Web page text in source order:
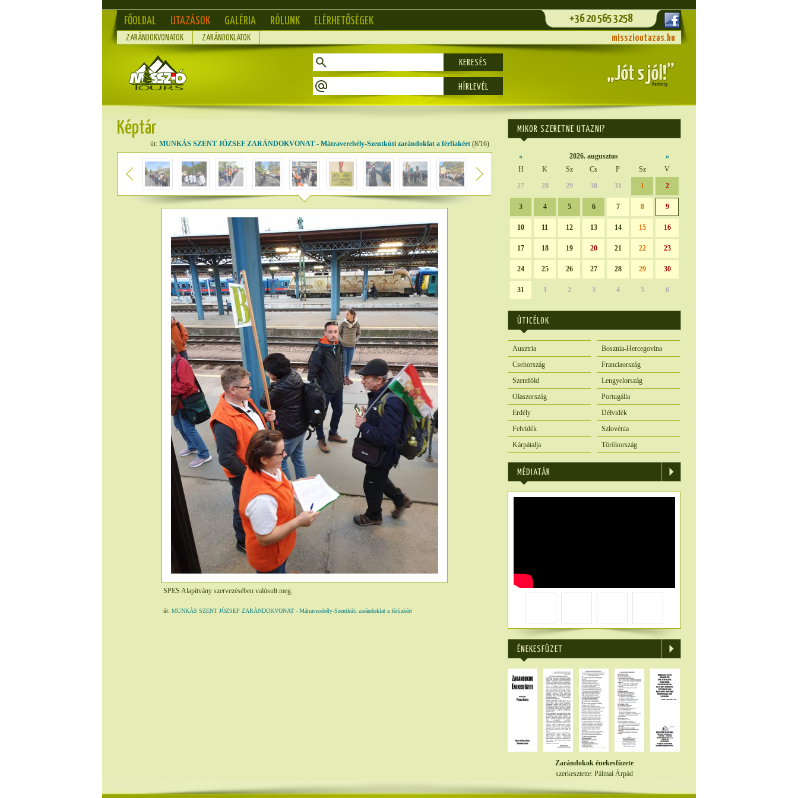
FŐOLDAL UTAZÁSOK GALÉRIA RÓLUNK ELÉRHETŐSÉGEK +36 20 565 3258
ZARÁNDOKVONATOK ZARÁNDOKLATOK misszioutazas.hu
KERESÉS
Képtár
út: MUNKÁS SZENT JÓZSEF ZARÁNDOKVONAT - Mátraverebély-Szentkúti zarándoklat a férfiakért (8/16)
SPES Alapítvány szervezésében valósult meg.
út: MUNKÁS SZENT JÓZSEF ZARÁNDOKVONAT - Mátraverebély-Szentkúti zarándoklat a férfiakért
MIKOR SZERETNE UTAZNI?
« 2026. augusztus
»
H
K Sz Cs P Sz
V
27
28 29 30 31 1 2
3 4 5 6 7 8 9
10 11 12 13 14 15 16
17 18 19 20 21 22 23
24 25 26 27 28 29 30
31 1 2 3 4 5 6
ÚTICÉLOK
Ausztria
Bosznia-Hercegovina
Csehország
Franciaország
Szentföld
Lengyelország
Olaszország
Portugália
Erdély
Délvidék
Felvidék
Szlovénia
Kárpátalja
Törökország
MÉDIATÁR
ÉNEKESFÜZET
Zarándokok énekesfüzete
szerkesztette: Pálmai Árpád